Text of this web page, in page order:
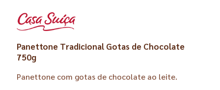
Panettone Tradicional Gotas de Chocolate
750g
Panettone com gotas de chocolate ao leite.